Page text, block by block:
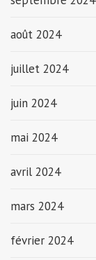
août 2024
juillet 2024
juin 2024
mai 2024
avril 2024
mars 2024
février 2024